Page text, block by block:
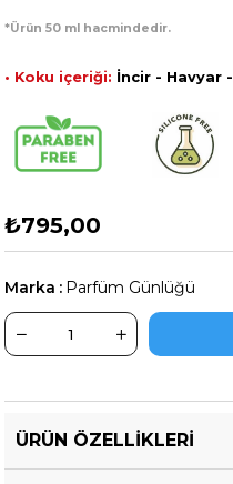
*Ürün 50 ml hacmindedir.
• Koku içeriği: İncir - Havyar
₺795,00
Marka : Parfüm Günlüğü
ÜRÜN ÖZELLIKLERI